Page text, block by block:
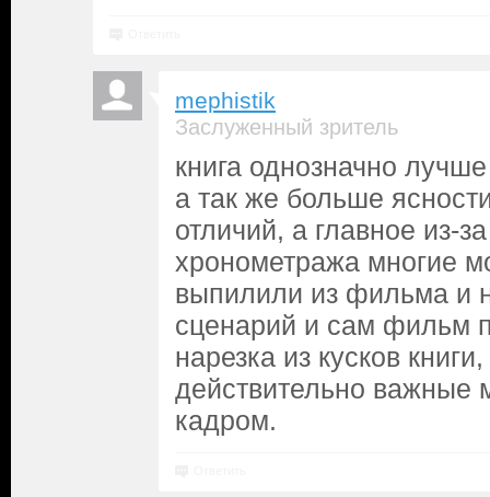
mephistik
Заслуженный зритель
книга однозначно
а так же больше
отличий, а главное из-
хронометража многие
выпилили из фильма и
сценарий и сам фильм
нарезка из кусков
действительно важные
кадром.